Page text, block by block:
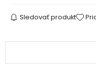
Sledovať produkt